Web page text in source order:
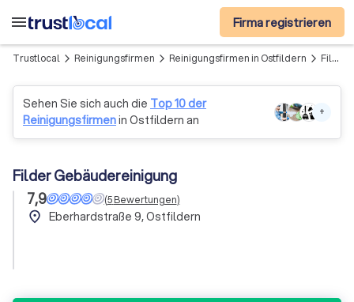
menu Firma registrieren
Trustlocal arrow_forward_ios Reinigungsfirmen arrow_forward_ios Reinigungsfirmen in Ostfildern arrow_forward_ios Filder Gebäudereinigung
Sehen Sie sich auch die Top 10 der
Reinigungsfirmenin Ostfildern an
+
Filder Gebäudereinigung
7,9
(5Bewertungen)
place Eberhardstraße 9, Ostfildern